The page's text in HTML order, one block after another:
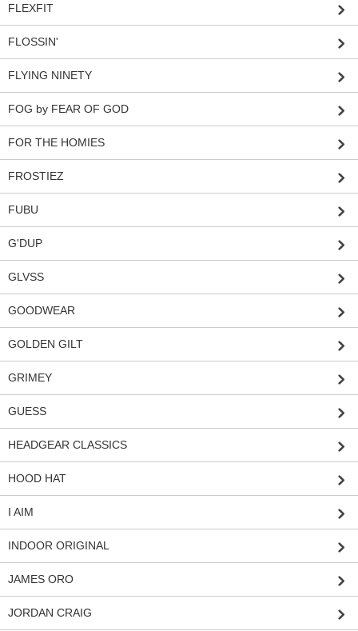
FLEXFIT
FLOSSIN'
FLYING NINETY
FOG by FEAR OF GOD
FOR THE HOMIES
FROSTIEZ
FUBU
G'DUP
GLVSS
GOODWEAR
GOLDEN GILT
GRIMEY
GUESS
HEADGEAR CLASSICS
HOOD HAT
I AIM
INDOOR ORIGINAL
JAMES ORO
JORDAN CRAIG